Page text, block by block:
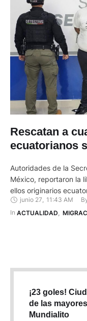
Rescatan a
ecuatorianos
Autoridades de la
México, reportaron la
ellos originarios
una casa de la colonia
Juárez. El operativo
junio 27, 11:43 AM
In ACTUALIDAD
¡23 goles!
de las
Mundialito